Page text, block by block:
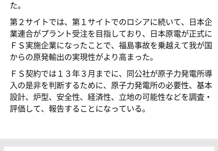
た。
第２サイトでは、第１サイトでのロシアに続いて、日本企
業連合がプラント受注を目指しており、日本原電が正式に
ＦＳ実施企業になったことで、福島事故を乗越えて我が国
からの原発輸出の実現性がより高まった。
ＦＳ契約では１３年３月までに、同公社が原子力発電所導
入の是非を判断するために、原子力発電所の必要性、基本
設計、炉型、安全性、経済性、立地の可能性などを調査・
評価して、報告することになっている。